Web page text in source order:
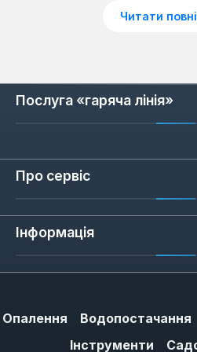
витрату мастила. Вони
Як обрати мастило
Вибір мастила залежить
охолодженням
підходять оливи з
спалаху — вони менше
залишають менше нагару
важлива біорозкладність
Читати
Послуга «гаряча лінія»
Про сервіс
Інформація
Опалення Водопостачання
Інструменти